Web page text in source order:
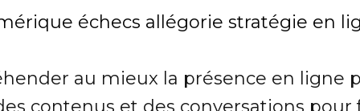
au mieux la présence en ligne